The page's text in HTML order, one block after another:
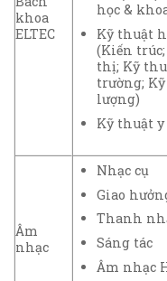
khoa
ELTEC
học &
Kỹ thuật
(Kiến
thị; Kỹ
trường;
lượng)
Kỹ thuật
Âm
nhạc
Nhạc cụ
Giao
Thanh
Sáng tác
Âm nhạc